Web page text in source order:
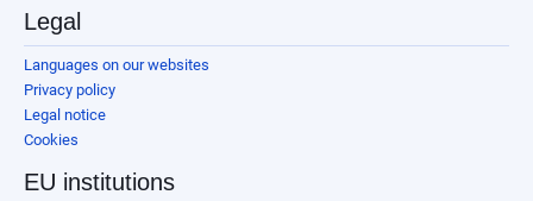
Legal
Languages on our websites
Privacy policy
Legal notice
Cookies
EU institutions